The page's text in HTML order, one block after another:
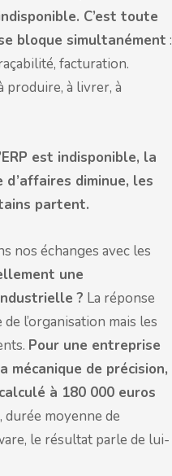
C’est toute
bloque simultanément :
facturation.
produire, à livrer, à
est indisponible, la
diminue, les
partent.
nos échanges avec les
une
? La réponse
l’organisation mais les
Pour une entreprise
mécanique de précision,
à 180 000 euros
moyenne de
le résultat parle de lui-